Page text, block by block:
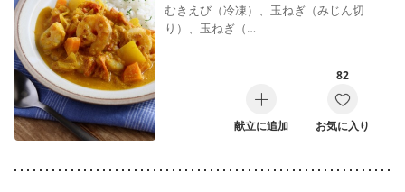
むきえび（冷凍）、玉ねぎ（みじん切
り）、玉ねぎ（…
献立に追加
82
お気に入り